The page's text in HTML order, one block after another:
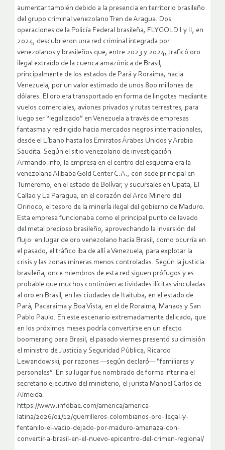
aumentar también debido a la presencia en territorio brasileño
del grupo criminal venezolano Tren de Aragua. Dos
operaciones de la Policía Federal brasileña, FLYGOLD I y II, en
2024, descubrieron una red criminal integrada por
venezolanos y brasileños que, entre 2023 y 2024, traficó oro
ilegal extraído de la cuenca amazónica de Brasil,
principalmente de los estados de Pará y Roraima, hacia
Venezuela, por un valor estimado de unos 800 millones de
dólares. El oro era transportado en forma de lingotes mediante
vuelos comerciales, aviones privados y rutas terrestres, para
luego ser “legalizado” en Venezuela a través de empresas
fantasma y redirigido hacia mercados negros internacionales,
desde el Líbano hasta los Emiratos Árabes Unidos y Arabia
Saudita. Según el sitio venezolano de investigación
Armando.info, la empresa en el centro del esquema era la
venezolana Alibaba Gold Center C.A., con sede principal en
Tumeremo, en el estado de Bolívar, y sucursales en Upata, El
Callao y La Paragua, en el corazón del Arco Minero del
Orinoco, el tesoro de la minería ilegal del gobierno de Maduro.
Esta empresa funcionaba como el principal punto de lavado
del metal precioso brasileño, aprovechando la inversión del
flujo: en lugar de oro venezolano hacia Brasil, como ocurría en
el pasado, el tráfico iba de allí a Venezuela, para explotar la
crisis y las zonas mineras menos controladas. Según la justicia
brasileña, once miembros de esta red siguen prófugos y es
probable que muchos continúen actividades ilícitas vinculadas
al oro en Brasil, en las ciudades de Itaituba, en el estado de
Pará, Pacaraima y Boa Vista, en el de Roraima, Manaos y San
Pablo Paulo. En este escenario extremadamente delicado, que
en los próximos meses podría convertirse en un efecto
boomerang para Brasil, el pasado viernes presentó su dimisión
el ministro de Justicia y Seguridad Pública, Ricardo
Lewandowski, por razones —según declaró— “familiares y
personales”. En su lugar fue nombrado de forma interina el
secretario ejecutivo del ministerio, el jurista Manoel Carlos de
Almeida.
https://www.infobae.com/america/america-
latina/2026/01/12/guerrilleros-colombianos-oro-ilegal-y-
fentanilo-el-vacio-dejado-por-maduro-amenaza-con-
convertir-a-brasil-en-el-nuevo-epicentro-del-crimen-regional/